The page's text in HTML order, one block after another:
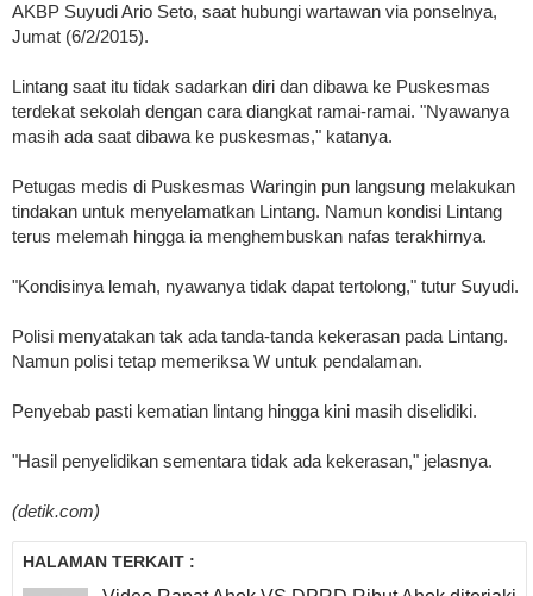
AKBP Suyudi Ario Seto, saat hubungi wartawan via ponselnya,
Jumat (6/2/2015).
Lintang saat itu tidak sadarkan diri dan dibawa ke Puskesmas
terdekat sekolah dengan cara diangkat ramai-ramai. "Nyawanya
masih ada saat dibawa ke puskesmas," katanya.
Petugas medis di Puskesmas Waringin pun langsung melakukan
tindakan untuk menyelamatkan Lintang. Namun kondisi Lintang
terus melemah hingga ia menghembuskan nafas terakhirnya.
"Kondisinya lemah, nyawanya tidak dapat tertolong," tutur Suyudi.
Polisi menyatakan tak ada tanda-tanda kekerasan pada Lintang.
Namun polisi tetap memeriksa W untuk pendalaman.
Penyebab pasti kematian lintang hingga kini masih diselidiki.
"Hasil penyelidikan sementara tidak ada kekerasan," jelasnya.
(detik.com)
HALAMAN TERKAIT :